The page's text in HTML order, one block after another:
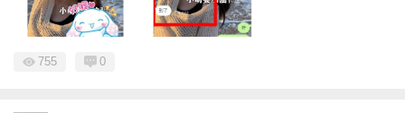
755 0